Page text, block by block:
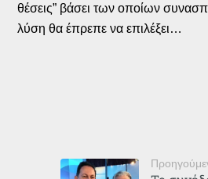
θέσεις” βάσει των οποίων
λύση θα έπρεπε να επιλέξει…